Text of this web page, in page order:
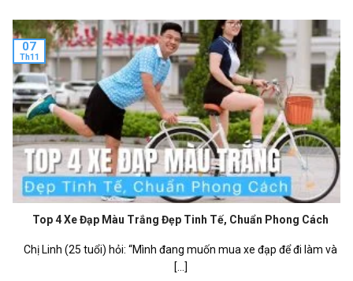
Top 4 Xe Đạp Màu Trắng Đẹp Tinh Tế, Chuẩn Phong Cách
Chị Linh (25 tuổi) hỏi: “Mình đang muốn mua xe đạp để đi làm và
[...]
07
Th11